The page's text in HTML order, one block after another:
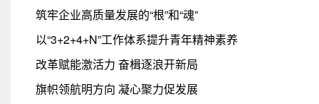
筑牢企业高质量发展的“根”和“魂”
以“3+2+4+N”工作体系提升青年精神素养
改革赋能激活力 奋楫逐浪开新局
旗帜领航明方向 凝心聚力促发展